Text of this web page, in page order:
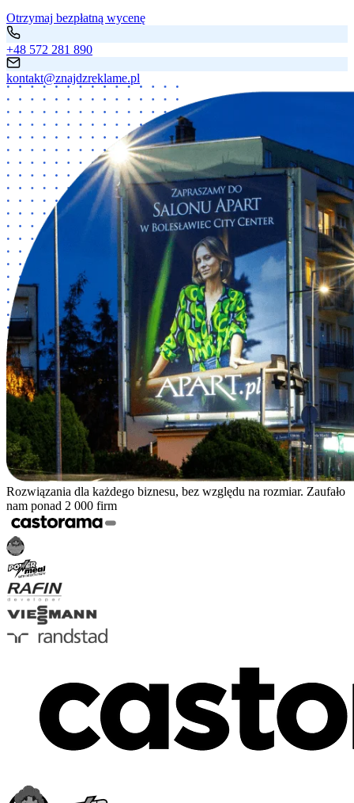
Otrzymaj bezpłatną wycenę
+48 572 281 890
kontakt@znajdzreklame.pl
Rozwiązania dla każdego biznesu, bez względu na rozmiar. Zaufało
nam ponad 2 000 firm